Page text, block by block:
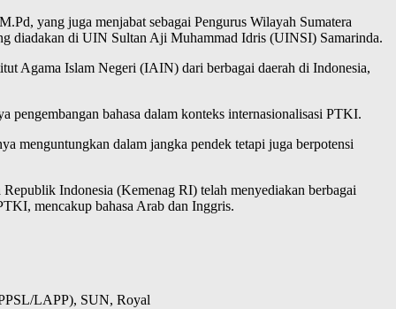
yang juga menjabat sebagai Pengurus Wilayah Sumatera
diadakan di UIN Sultan Aji Muhammad Idris (UINSI) Samarinda.
Agama Islam Negeri (IAIN) dari berbagai daerah di Indonesia,
bahasa dalam konteks internasionalisasi PTKI.
menguntungkan dalam jangka pendek tetapi juga berpotensi
Indonesia (Kemenag RI) telah menyediakan berbagai
mencakup bahasa Arab dan Inggris.
LAPP), SUN, Royal